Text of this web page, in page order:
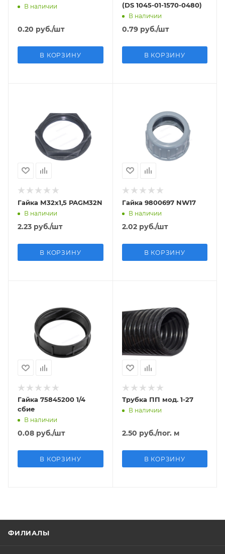
В наличии
0.20 руб./шт
В КОРЗИНУ
(DS 1045-01-1570-0480)
В наличии
0.79руб./шт
В КОРЗИНУ
Гайка М32х1,5 РАGM32N
В наличии
2.23 руб./шт
В КОРЗИНУ
Гайка 9800697 NW17
В наличии
2.02руб./шт
В КОРЗИНУ
Гайка 75845200 1/4
сбие
В наличии
0.08 руб./шт
В КОРЗИНУ
Трубка ПП мод. 1-27
В наличии
2.50 руб./пог. м
В КОРЗИНУ
ФИЛИАЛЫ